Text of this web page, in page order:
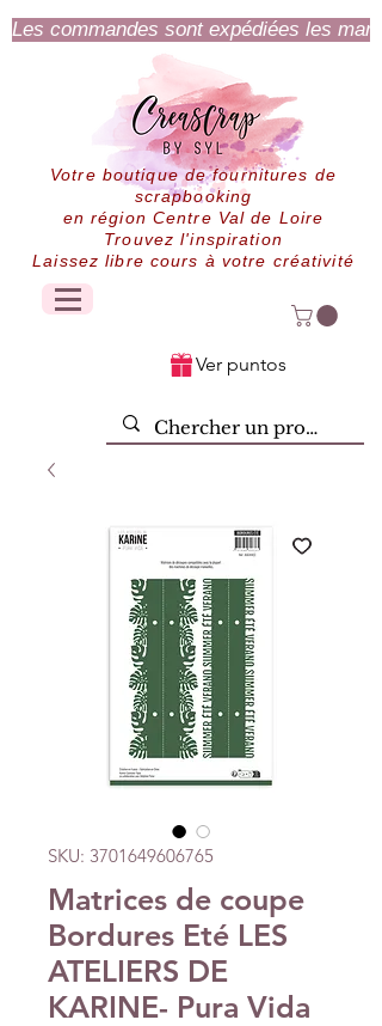
Les commandes sont expédiées les
Votre boutique de fournitures de
scrapbooking
en région Centre Val de Loire
Trouvez l'inspiration
Laissez libre cours à votre créativité
Ver puntos
SKU: 3701649606765
Matrices de coupe
Bordures Eté LES
ATELIERS DE
KARINE- Pura Vida